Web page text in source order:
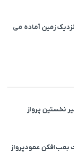
زمین آماده می‌
بمب‌افکن عمودپرواز